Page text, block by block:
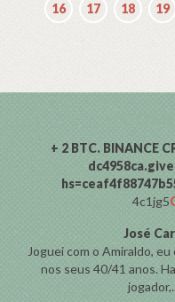
16 17 18 19
+ 2 BTC. BINANCE
4c1jg5
José
Joguei com o Amiraldo,
nos seus 40/41 anos.